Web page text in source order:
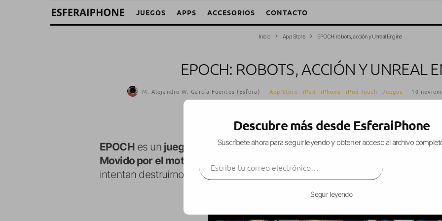
JUEGOS APPS ACCESORIOS CONTACTO
Inicio App Store EPOCH: robots, acción y Unreal Engine
EPOCH: ROBOTS, ACCIÓN Y UNREAL
M. Alejandro W. García Fuentes (Esfera) · App Store iPad iPhone iPod Touch Juegos · 10
EPOCHes un juego de acciónen el que controlaremos a un robot en un
Movido por el motor Unreal Engine
, tendremos que ir eliminando a las
intentan destruirnos.
Descubre más desde EsferaiPhone
Suscríbete ahora para seguir leyendo y obtener acceso al archivo
Seguir leyendo